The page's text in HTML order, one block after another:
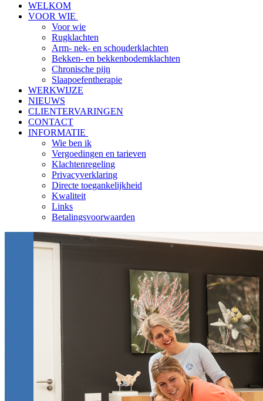
WELKOM
VOOR WIE
Voor wie
Rugklachten
Arm- nek- en schouderklachten
Bekken- en bekkenbodemklachten
Chronische pijn
Slaapoefentherapie
WERKWIJZE
NIEUWS
CLIENTERVARINGEN
CONTACT
INFORMATIE
Wie ben ik
Vergoedingen en tarieven
Klachtenregeling
Privacyverklaring
Directe toegankelijkheid
Kwaliteit
Links
Betalingsvoorwaarden